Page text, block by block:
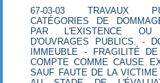
67-03-03 TRAVAUX
CATÉGORIES DE
PAR L'EXISTENCE OU
D'OUVRAGES PUBLICS. -
IMMEUBLE - FRAGILITÉ
COMPTE COMME CAUSE
SAUF FAUTE DE LA